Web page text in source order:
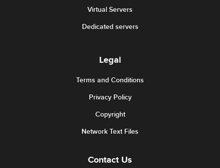
Virtual Servers
Dedicated servers
Legal
Terms and Conditions
Privacy Policy
Copyright
Network Text Files
Contact Us